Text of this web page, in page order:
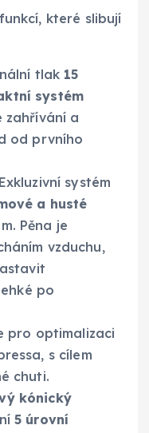
které slibují
tlak 15
systém
zahřívání a
od prvního
Exkluzivní systém
a husté
Pěna je
vzduchu,
po
pro optimalizaci
s cílem
chuti.
kónický
5 úrovní